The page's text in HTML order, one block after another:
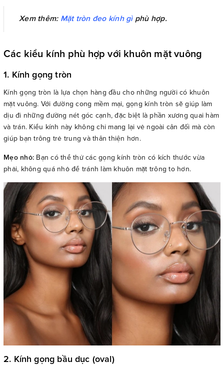
Xem thêm: Mặt tròn đeo kính gìphù hợp.
Các kiểu kính phù hợp với khuôn mặt vuông
1. Kính gọng tròn
Kính gọng tròn là lựa chọn hàng đầu cho những người có khuôn
mặt vuông. Với đường cong mềm mại, gọng kính tròn sẽ giúp làm
dịu đi những đường nét góc cạnh, đặc biệt là phần xương quai hàm
và trán. Kiểu kính này không chỉ mang lại vẻ ngoài cân đối mà còn
giúp bạn trông trẻ trung và thân thiện hơn.
Mẹo nhỏ: Bạn có thể thử các gọng kính tròn có kích thước vừa
phải, không quá nhỏ để tránh làm khuôn mặt trông to hơn.
2. Kính gọng bầu dục (oval)